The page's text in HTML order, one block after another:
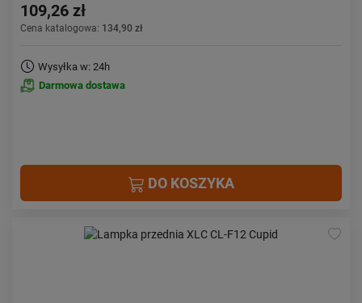
109,26 zł
Cena katalogowa: 134,90 zł
Wysyłka w: 24h
Darmowa dostawa
DO KOSZYKA